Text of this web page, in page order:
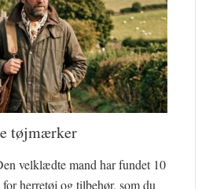
tøjmærker
velklædte mand har fundet 10
herretøj og tilbehør, som du